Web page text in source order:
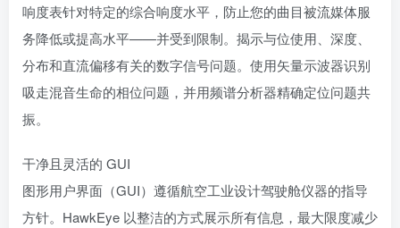
响度表针对特定的综合响度水平，防止您的曲目被流媒体服
务降低或提高水平——并受到限制。揭示与位使用、深度、
分布和直流偏移有关的数字信号问题。使用矢量示波器识别
吸走混音生命的相位问题，并用频谱分析器精确定位问题共
振。
干净且灵活的 GUI
图形用户界面（GUI）遵循航空工业设计驾驶舱仪器的指导
方针。HawkEye 以整洁的方式展示所有信息，最大限度减少